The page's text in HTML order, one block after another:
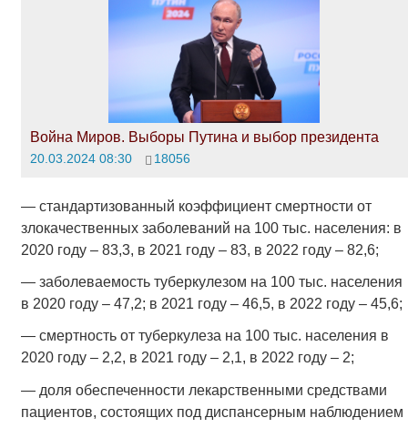
Война Миров. Выборы Путина и выбор президента
20.03.2024 08:30 18056
— стандартизованный коэффициент смертности от
злокачественных заболеваний на 100 тыс. населения: в
2020 году – 83,3, в 2021 году – 83, в 2022 году – 82,6;
— заболеваемость туберкулезом на 100 тыс. населения
в 2020 году – 47,2; в 2021 году – 46,5, в 2022 году – 45,6;
— смертность от туберкулеза на 100 тыс. населения в
2020 году – 2,2, в 2021 году – 2,1, в 2022 году – 2;
— доля обеспеченности лекарственными средствами
пациентов, состоящих под диспансерным наблюдением